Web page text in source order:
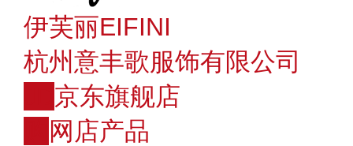
伊芙丽EIFINI
杭州意丰歌服饰有限公司
京东旗舰店
网店产品